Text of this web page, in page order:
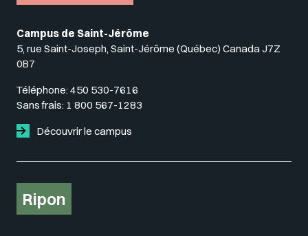
Campus de Saint-Jérôme
5, rue Saint-Joseph, Saint-Jérôme (Québec) Canada J7Z
0B7
Téléphone: 450 530-7616
Sans frais: 1 800 567-1283
Découvrir le campus
Ripon